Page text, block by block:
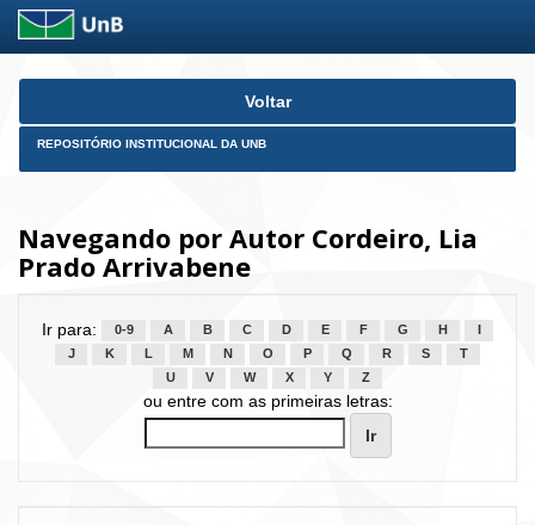
Skip
Voltar
REPOSITÓRIO INSTITUCIONAL DA UNB
Navegando por Autor Cordeiro, Lia
Prado Arrivabene
Ir para: 0-9 A B C D E F G H
J
K L M N O P Q R S
T
U
V W X Y Z
ou entre com as primeiras letras: